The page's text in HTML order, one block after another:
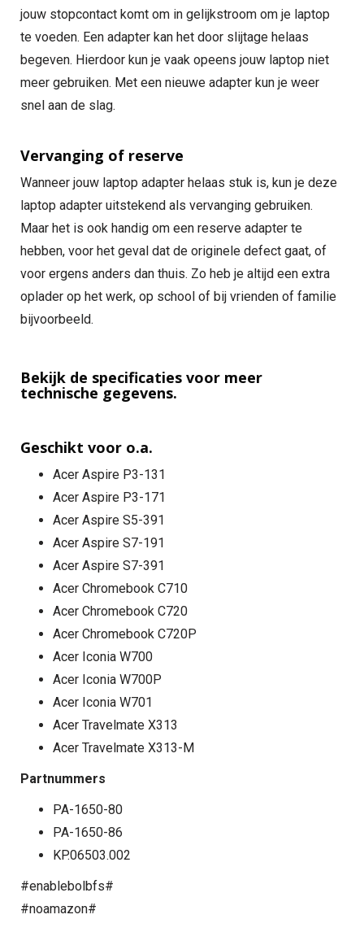
jouw stopcontact komt om in gelijkstroom om je laptop
te voeden. Een adapter kan het door slijtage helaas
begeven. Hierdoor kun je vaak opeens jouw laptop niet
meer gebruiken. Met een nieuwe adapter kun je weer
snel aan de slag.
Vervanging of reserve
Wanneer jouw laptop adapter helaas stuk is, kun je deze
laptop adapter uitstekend als vervanging gebruiken.
Maar het is ook handig om een reserve adapter te
hebben, voor het geval dat de originele defect gaat, of
voor ergens anders dan thuis. Zo heb je altijd een extra
oplader op het werk, op school of bij vrienden of familie
bijvoorbeeld.
Bekijk de specificaties voor meer
technische gegevens.
Geschikt voor o.a.
Acer Aspire P3-131
Acer Aspire P3-171
Acer Aspire S5-391
Acer Aspire S7-191
Acer Aspire S7-391
Acer Chromebook C710
Acer Chromebook C720
Acer Chromebook C720P
Acer Iconia W700
Acer Iconia W700P
Acer Iconia W701
Acer Travelmate X313
Acer Travelmate X313-M
Partnummers
PA-1650-80
PA-1650-86
KP.06503.002
#enablebolbfs#
#noamazon#